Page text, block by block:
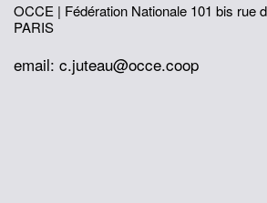
OCCE | Fédération Nationale 101 bis rue
PARIS
email: c.juteau@occe.coop